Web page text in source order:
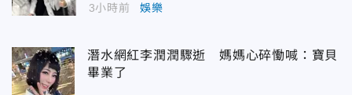
3小時前 娛樂
潛水網紅李潤潤驟逝 媽媽心碎慟喊：寶貝
畢業了